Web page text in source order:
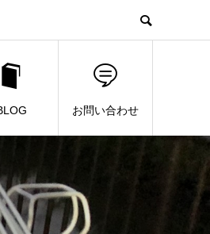
お問い合わせ